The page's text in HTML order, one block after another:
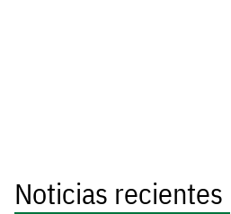
Noticias recientes